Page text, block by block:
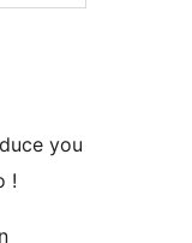
you
!